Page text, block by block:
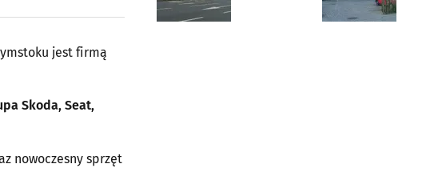
jest firmą
Skoda, Seat,
nowoczesny sprzęt